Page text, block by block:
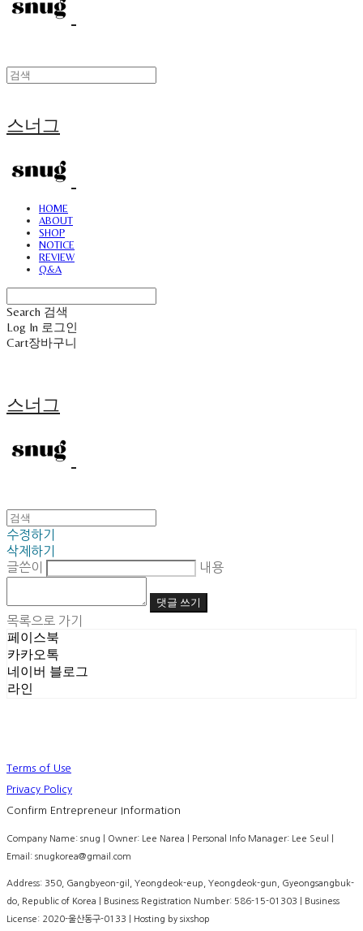
스너그
HOME
ABOUT
SHOP
NOTICE
REVIEW
Q&A
Search 검색
Log In 로그인
Cart장바구니
스너그
수정하기
삭제하기
글쓴이
내용
댓글 쓰기
목록으로 가기
페이스북
카카오톡
네이버 블로그
라인
Terms of Use
Privacy Policy
Confirm Entrepreneur Information
Company Name: snug | Owner: Lee Narea | Personal Info Manager: Lee Seul |
Email: snugkorea@gmail.com
Address: 350, Gangbyeon-gil, Yeongdeok-eup, Yeongdeok-gun, Gyeongsangbuk-
do, Republic of Korea | Business Registration Number: 586-15-01303 | Business
License: 2020-울산동구-0133 | Hosting by sixshop